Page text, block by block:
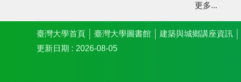
更多...
臺灣大學首頁 臺灣大學圖書館 建築與城鄉講座資訊
更新日期
2026-08-05